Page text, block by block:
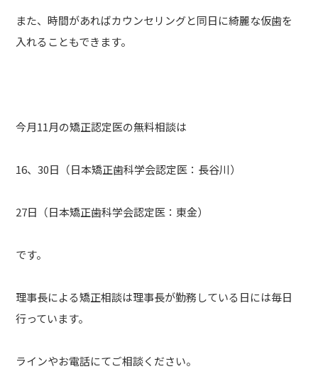
また、時間があればカウンセリングと同日に綺麗な仮歯を
入れることもできます。
今月11月の矯正認定医の無料相談は
16、30日（日本矯正歯科学会認定医：長谷川）
27日（日本矯正歯科学会認定医：東金）
です。
理事長による矯正相談は理事長が勤務している日には毎日
行っています。
ラインやお電話にてご相談ください。